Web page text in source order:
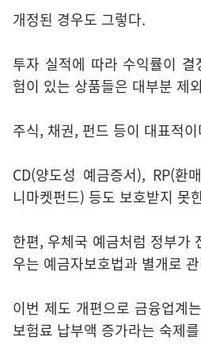
개정된 경우도 그렇다.
투자 실적에 따라 수익률이
험이 있는 상품들은 대부분 제
주식, 채권, 펀드 등이 대표적
CD(양도성 예금증서), RP(환
니마켓펀드) 등도 보호받지 못
한편, 우체국 예금처럼 정부가
우는 예금자보호법과 별개로
이번 제도 개편으로 금융업계
보험료 납부액 증가라는 숙제